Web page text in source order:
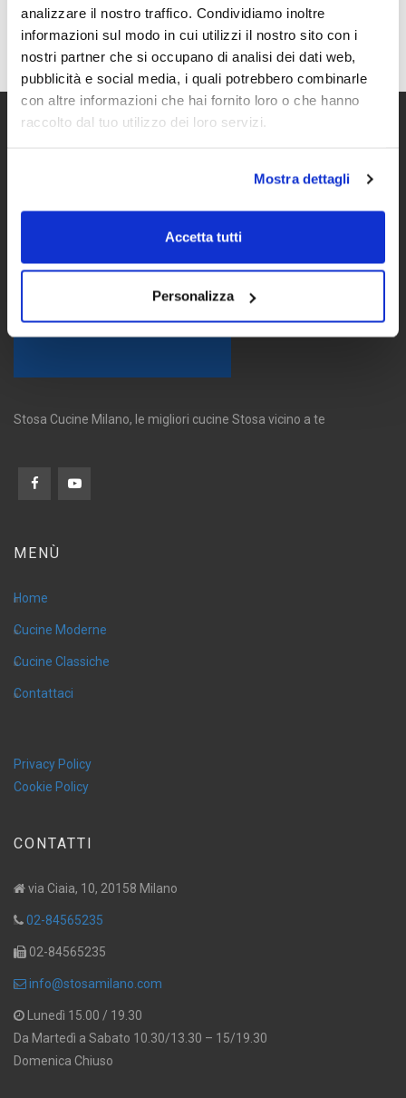
analizzare il nostro traffico. Condividiamo inoltre
informazioni sul modo in cui utilizzi il nostro sito con i
nostri partner che si occupano di analisi dei dati web,
pubblicità e social media, i quali potrebbero combinarle
con altre informazioni che hai fornito loro o che hanno
raccolto dal tuo utilizzo dei loro servizi.
Mostra dettagli
Accetta tutti
Personalizza
Stosa Cucine Milano, le migliori cucine Stosa vicino a te
MENÙ
Home
Cucine Moderne
Cucine Classiche
Contattaci
Privacy Policy
Cookie Policy
CONTATTI
via Ciaia, 10, 20158 Milano
02-84565235
02-84565235
info@stosamilano.com
Lunedì 15.00 / 19.30
Da Martedì a Sabato 10.30/13.30 – 15/19.30
Domenica Chiuso